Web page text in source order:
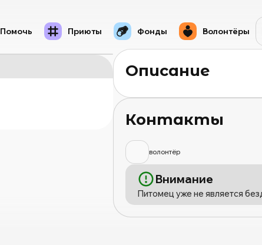
Помочь Приюты Фонды Волонтёры
Описание
Контакты
волонтёр
Внимание
Питомец уже не является